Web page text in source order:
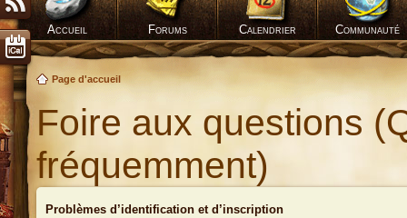
Accueil Forums Calendrier Communauté
Page d'accueil
Foire aux questions
fréquemment)
Problèmes d’identification et d’inscription